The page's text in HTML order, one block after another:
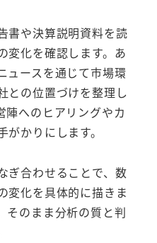
書や決算説明資料を読
変化を確認します。あ
ュースを通じて市場環
との位置づけを整理し
陣へのヒアリングやカ
かりにします。
ぎ合わせることで、数
変化を具体的に描きま
そのまま分析の質と判